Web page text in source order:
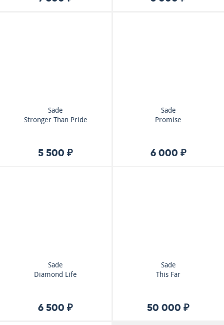
Sade
Stronger Than Pride
5 500 ₽
Sade
Promise
6 000 ₽
Sade
Diamond Life
6 500 ₽
Sade
This Far
50 000 ₽